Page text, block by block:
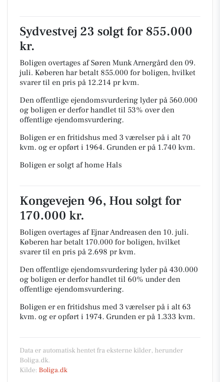
Sydvestvej 23 solgt for 855.000
kr.
Boligen overtages af Søren Munk Arnergård den 09.
juli. Køberen har betalt 855.000 for boligen, hvilket
svarer til en pris på 12.214 pr kvm.
Den offentlige ejendomsvurdering lyder på 560.000
og boligen er derfor handlet til 53% over den
offentlige ejendomsvurdering.
Boligen er en fritidshus med 3 værelser på i alt 70
kvm. og er opført i 1964. Grunden er på 1.740 kvm.
Boligen er solgt af home Hals
Kongevejen 96, Hou solgt for
170.000 kr.
Boligen overtages af Ejnar Andreasen den 10. juli.
Køberen har betalt 170.000 for boligen, hvilket
svarer til en pris på 2.698 pr kvm.
Den offentlige ejendomsvurdering lyder på 430.000
og boligen er derfor handlet til 60% under den
offentlige ejendomsvurdering.
Boligen er en fritidshus med 3 værelser på i alt 63
kvm. og er opført i 1974. Grunden er på 1.333 kvm.
Data er automatisk hentet fra eksterne kilder, herunder
Boliga.dk.
Kilde: Boliga.dk